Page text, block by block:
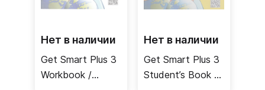
Нет в наличии
Get Smart Plus 3
Workbook /
Нет в наличии
Get Smart Plus 3
Student’s Book /